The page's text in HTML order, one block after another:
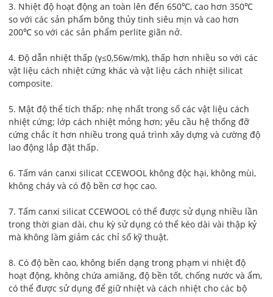
3. Nhiệt độ hoạt động an toàn lên đến 650℃, cao hơn 350℃
so với các sản phẩm bông thủy tinh siêu mịn và cao hơn
200℃ so với các sản phẩm perlite giãn nở.
4. Độ dẫn nhiệt thấp (γ≤0,56w/mk), thấp hơn nhiều so với các
vật liệu cách nhiệt cứng khác và vật liệu cách nhiệt silicat
composite.
5. Mật độ thể tích thấp; nhẹ nhất trong số các vật liệu cách
nhiệt cứng; lớp cách nhiệt mỏng hơn; yêu cầu hệ thống đỡ
cứng chắc ít hơn nhiều trong quá trình xây dựng và cường độ
lao động lắp đặt thấp.
6. Tấm ván canxi silicat CCEWOOL không độc hại, không mùi,
không cháy và có độ bền cơ học cao.
7. Tấm canxi silicat CCEWOOL có thể được sử dụng nhiều lần
trong thời gian dài, chu kỳ sử dụng có thể kéo dài vài thập kỷ
mà không làm giảm các chỉ số kỹ thuật.
8. Có độ bền cao, không biến dạng trong phạm vi nhiệt độ
hoạt động, không chứa amiăng, độ bền tốt, chống nước và ẩm,
có thể được sử dụng để giữ nhiệt và cách nhiệt cho các bộ